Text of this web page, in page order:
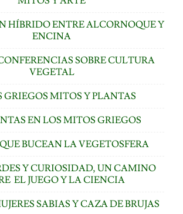
HÍBRIDO ENTRE ALCORNOQUE Y
ENCINA
SOBRE CULTURA
VEGETAL
GRIEGOS MITOS Y PLANTAS
EN LOS MITOS GRIEGOS
BUCEAN LA VEGETOSFERA
Y CURIOSIDAD, UN CAMINO
EL JUEGO Y LA CIENCIA
SABIAS Y CAZA DE BRUJAS